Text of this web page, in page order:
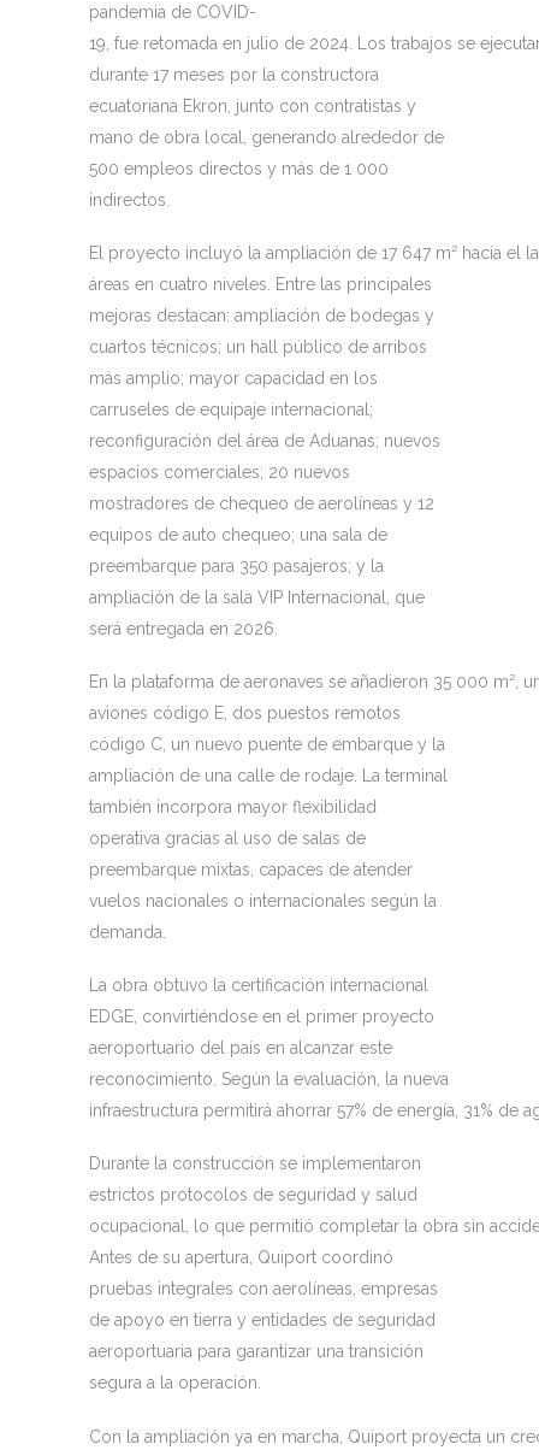
pandemia de COVID-
19, fue retomada en julio de 2024. Los trabajos se
durante 17 meses por la constructora
ecuatoriana Ekron, junto con contratistas y
mano de obra local, generando alrededor de
500 empleos directos y más de 1 000
indirectos.
El proyecto incluyó la ampliación de 17 647 m² hacia el
áreas en cuatro niveles. Entre las principales
mejoras destacan: ampliación de bodegas y
cuartos técnicos; un hall público de arribos
más amplio; mayor capacidad en los
carruseles de equipaje internacional;
reconfiguración del área de Aduanas; nuevos
espacios comerciales; 20 nuevos
mostradores de chequeo de aerolíneas y 12
equipos de auto chequeo; una sala de
preembarque para 350 pasajeros; y la
ampliación de la sala VIP Internacional, que
será entregada en 2026.
En la plataforma de aeronaves se añadieron 35 000 m²,
aviones código E, dos puestos remotos
código C, un nuevo puente de embarque y la
ampliación de una calle de rodaje. La terminal
también incorpora mayor flexibilidad
operativa gracias al uso de salas de
preembarque mixtas, capaces de atender
vuelos nacionales o internacionales según la
demanda.
La obra obtuvo la certificación internacional
EDGE, convirtiéndose en el primer proyecto
aeroportuario del país en alcanzar este
reconocimiento. Según la evaluación, la nueva
infraestructura permitirá ahorrar 57% de energía, 31% de
Durante la construcción se implementaron
estrictos protocolos de seguridad y salud
ocupacional, lo que permitió completar la obra sin
Antes de su apertura, Quiport coordinó
pruebas integrales con aerolíneas, empresas
de apoyo en tierra y entidades de seguridad
aeroportuaria para garantizar una transición
segura a la operación.
Con la ampliación ya en marcha, Quiport proyecta un